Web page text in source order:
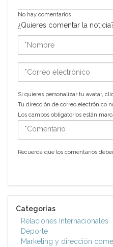
No hay comentarios
¿Quieres comentar la
electrónico
Si quieres personalizar tu avatar,
Tu dirección de correo electrónico
Los campos obligatorios están
*Comentario
Recuerda que los comentarios
Categorías
Relaciones Internacionales
Deporte
Marketing y dirección